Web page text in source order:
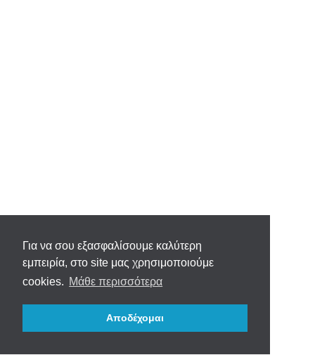
Για να σου εξασφαλίσουμε καλύτερη
εμπειρία, στο site μας χρησιμοποιούμε
cookies. Μάθε περισσότερα
Αποδέχομαι